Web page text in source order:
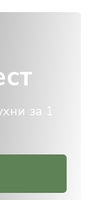
за 1